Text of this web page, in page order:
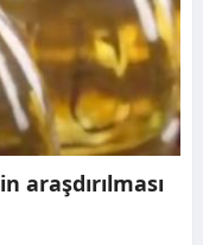
araşdırılması